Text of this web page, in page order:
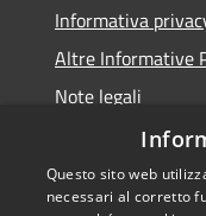
Informativa
Altre Informative
Note legali
Dichiarazione di
Questo sito web
necessari al corretto